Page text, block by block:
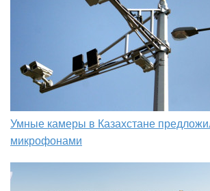
Умные камеры в Казахстане
микрофонами